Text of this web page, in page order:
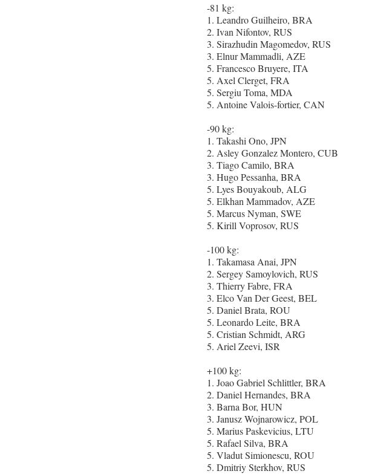
-81 kg:
1. Leandro Guilheiro, BRA
2. Ivan Nifontov, RUS
3. Sirazhudin Magomedov, RUS
3. Elnur Mammadli, AZE
5. Francesco Bruyere, ITA
5. Axel Clerget, FRA
5. Sergiu Toma, MDA
5. Antoine Valois-fortier, CAN
-90 kg:
1. Takashi Ono, JPN
2. Asley Gonzalez Montero, CUB
3. Tiago Camilo, BRA
3. Hugo Pessanha, BRA
5. Lyes Bouyakoub, ALG
5. Elkhan Mammadov, AZE
5. Marcus Nyman, SWE
5. Kirill Voprosov, RUS
-100 kg:
1. Takamasa Anai, JPN
2. Sergey Samoylovich, RUS
3. Thierry Fabre, FRA
3. Elco Van Der Geest, BEL
5. Daniel Brata, ROU
5. Leonardo Leite, BRA
5. Cristian Schmidt, ARG
5. Ariel Zeevi, ISR
+100 kg:
1. Joao Gabriel Schlittler, BRA
2. Daniel Hernandes, BRA
3. Barna Bor, HUN
3. Janusz Wojnarowicz, POL
5. Marius Paskevicius, LTU
5. Rafael Silva, BRA
5. Vladut Simionescu, ROU
5. Dmitriy Sterkhov, RUS